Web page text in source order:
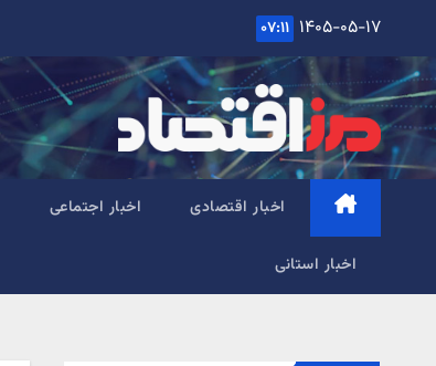
content
۱۴۰۵-۰۵-۱۷ ۰۷:۱۱
اخبار اقتصادی اخبار اجتماعی
اخبار استانی